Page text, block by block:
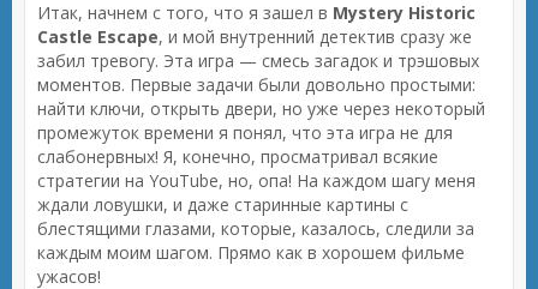
Итак, начнем с того, что я зашел в Mystery Historic
Castle Escape, и мой внутренний детектив сразу же
забил тревогу. Эта игра — смесь загадок и трэшовых
моментов. Первые задачи были довольно простыми:
найти ключи, открыть двери, но уже через некоторый
промежуток времени я понял, что эта игра не для
слабонервных! Я, конечно, просматривал всякие
стратегии на YouTube, но, опа! На каждом шагу меня
ждали ловушки, и даже старинные картины с
блестящими глазами, которые, казалось, следили за
каждым моим шагом. Прямо как в хорошем фильме
ужасов!